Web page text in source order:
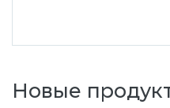
Новые